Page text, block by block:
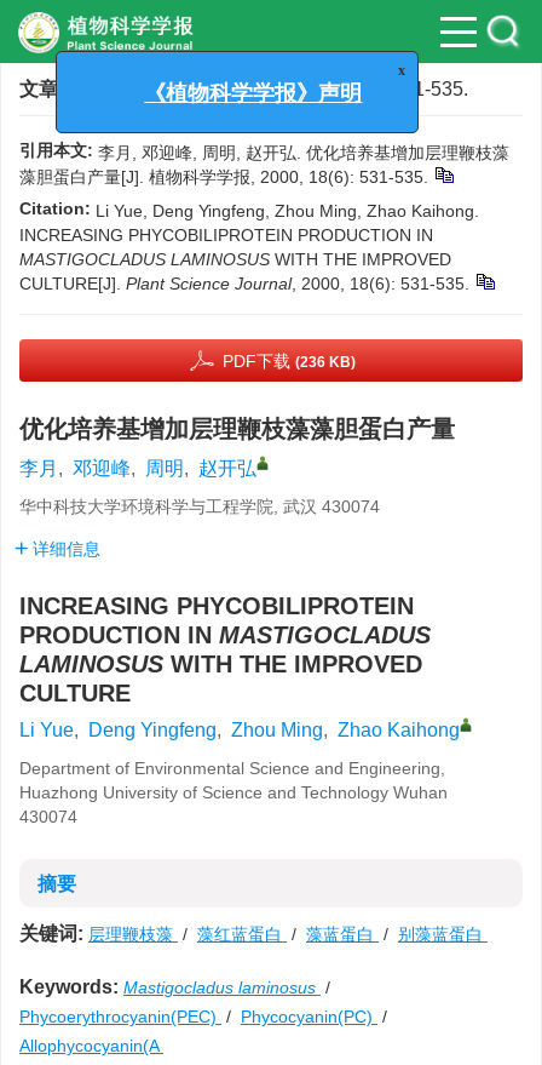
文章导航 植物科学学报>2000 >18(6) : 531-535.
引用本文: 李月, 邓迎峰, 周明, 赵开弘. 优化培养基增加层理鞭枝藻
藻胆蛋白产量[J]. 植物科学学报, 2000, 18(6): 531-535.
Citation: Li Yue, Deng Yingfeng, Zhou Ming, Zhao Kaihong.
INCREASING PHYCOBILIPROTEIN PRODUCTION IN
MASTIGOCLADUS LAMINOSUS WITH THE IMPROVED
CULTURE[J]. Plant Science Journal, 2000, 18(6): 531-535.
PDF下载 (236 KB)
优化培养基增加层理鞭枝藻藻胆蛋白产量
李月 , 邓迎峰, 周明, 赵开弘
华中科技大学环境科学与工程学院, 武汉 430074
详细信息
INCREASING PHYCOBILIPROTEIN
PRODUCTION IN MASTIGOCLADUS
LAMINOSUS WITH THE IMPROVED
CULTURE
Li Yue, Deng Yingfeng, Zhou Ming, Zhao Kaihong
Department of Environmental Science and Engineering,
Huazhong University of Science and Technology Wuhan
430074
摘要
关键词: 层理鞭枝藻 / 藻红蓝蛋白 / 藻蓝蛋白 / 别藻蓝蛋白
Keywords: Mastigocladus laminosus /
Phycoerythrocyanin(PEC) / Phycocyanin(PC) /
Allophycocyanin(A
《植物科学学报》声明